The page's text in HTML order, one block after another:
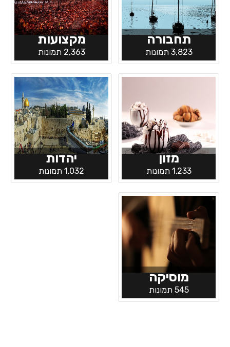
תחבורה
3,823 תמונות
מקצועות
2,363 תמונות
מזון
1,233 תמונות
יהדות
1,032 תמונות
מוסיקה
545 תמונות